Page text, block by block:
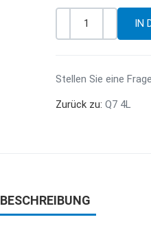
Stellen Sie eine
Zurück zu: Q7 4L
BESCHREIBUNG